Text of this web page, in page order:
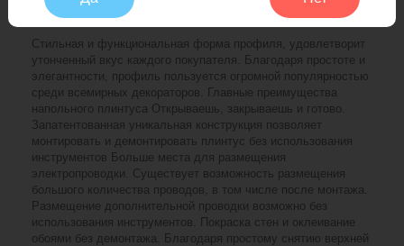
Стильная и функциональная форма профиля, удовлетворит
утонченный вкус каждого покупателя. Благодаря простоте и
элегантности, профиль пользуется огромной популярностью
среди всемирных декораторов. Главные преимущества
напольного плинтуса Открываешь, закрываешь и готово.
Запатентованная уникальная конструкция позволяет
монтировать и демонтировать плинтус без использования
инструментов Больше места для размещения
электропроводки. Существует возможность размещения
большого количества проводов, в том числе после монтажа.
Размещение дополнительной проводки возможно без
использования инструментов. Покраска стен и оклеивание
обоями без демонтажа. Благодаря простому снятию верхней